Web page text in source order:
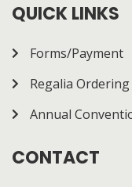
how it works.
QUICK LINKS
Forms/Payment
Regalia Ordering
Annual
CONTACT